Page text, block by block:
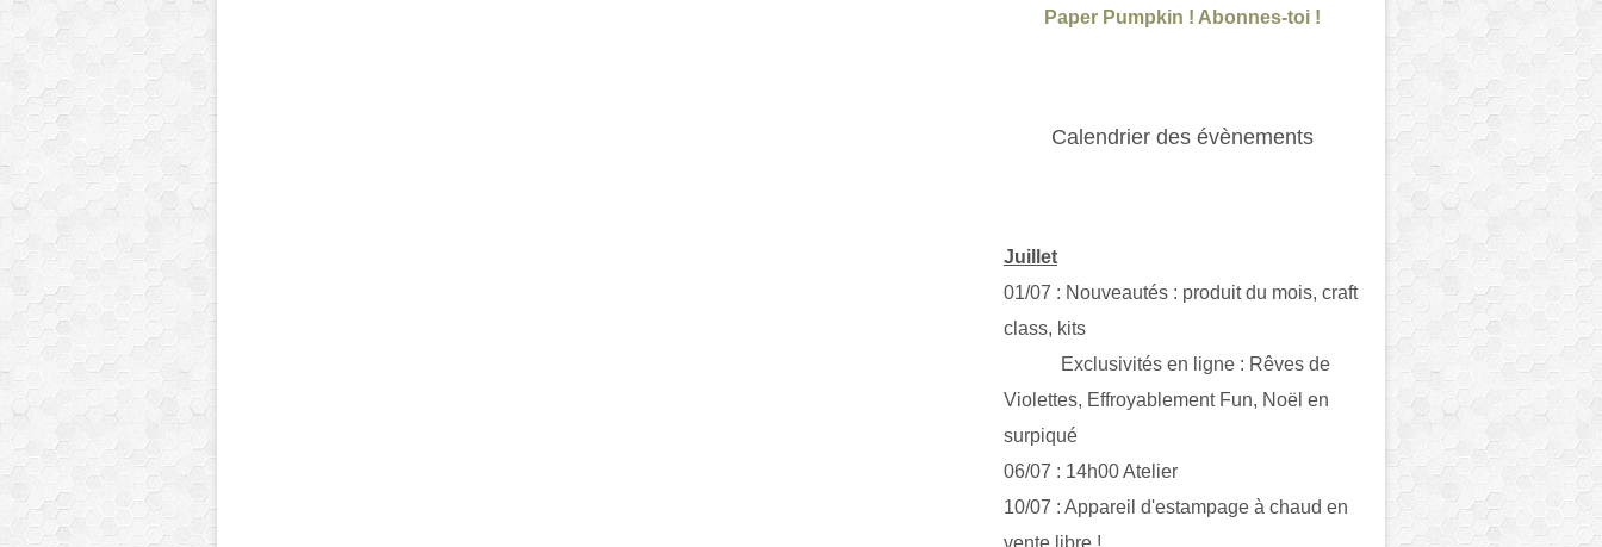
Paper Pumpkin ! Abonnes-toi !
Calendrier des évènements
Juillet
01/07 : Nouveautés : produit du mois, craft
class, kits
Exclusivités en ligne : Rêves de
Violettes, Effroyablement Fun, Noël en
surpiqué
06/07 : 14h00 Atelier
10/07 : Appareil d'estampage à chaud en
vente libre !